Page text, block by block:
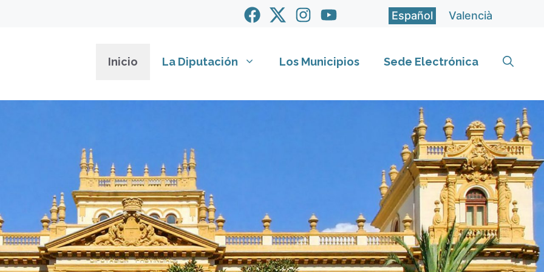
Español Valencià
Inicio La Diputación Los Municipios Sede Electrónica